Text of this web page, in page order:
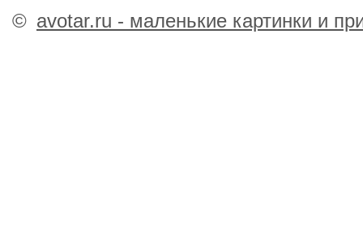
© avotar.ru - маленькие картинки и